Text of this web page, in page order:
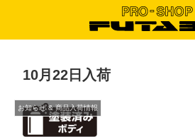
10月22日入荷
お知らせ & 商品入荷情報